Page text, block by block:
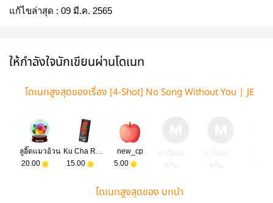
แก้ไขล่าสุด : 09 มี.ค. 2565
ให้กำลังใจนักเขียนผ่านโดเนท
โดเนทสูงสุดของเรื่อง [4-Shot] No Song Without You | JE
ลูอิ๊ดแมวอ้วน
20.00
Ku Cha Ru Kap Mueng Mai
15.00
new_cp
5.00
มาโดเน
ทกัน
มาโดเน
ทกัน
โดเนทสูงสุดของ บทนำ